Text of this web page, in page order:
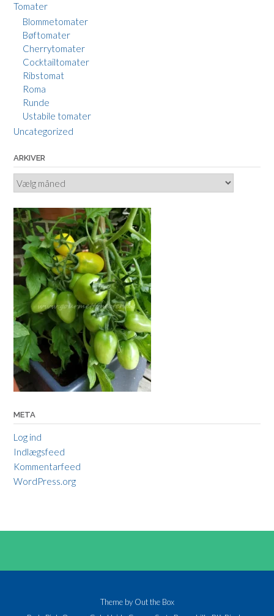
Tomater
Blommetomater
Bøftomater
Cherrytomater
Cocktailtomater
Ribstomat
Roma
Runde
Ustabile tomater
Uncategorized
ARKIVER
Arkiver
META
Log ind
Indlægsfeed
Kommentarfeed
WordPress.org
Theme by Out the Box